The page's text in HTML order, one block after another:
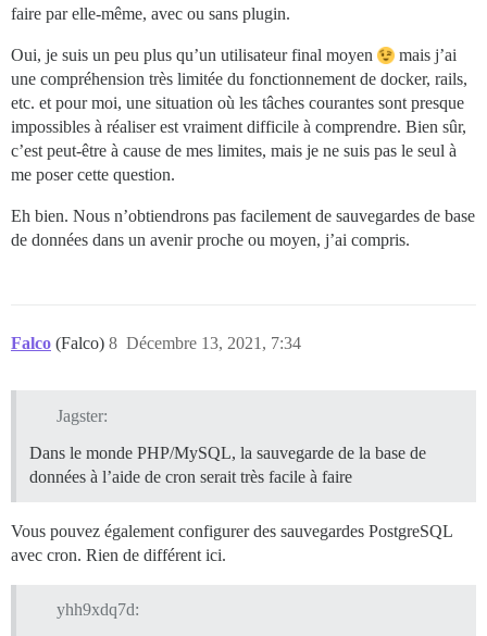
faire par elle-même, avec ou sans plugin.
Oui, je suis un peu plus qu’un utilisateur final moyen
mais j’ai
une compréhension très limitée du fonctionnement de docker, rails,
etc. et pour moi, une situation où les tâches courantes sont presque
impossibles à réaliser est vraiment difficile à comprendre. Bien sûr,
c’est peut-être à cause de mes limites, mais je ne suis pas le seul à
me poser cette question.
Eh bien. Nous n’obtiendrons pas facilement de sauvegardes de base
de données dans un avenir proche ou moyen, j’ai compris.
Falco (Falco) Décembre 13, 2021, 7:34
8
Jagster:
Dans le monde PHP/MySQL, la sauvegarde de la base de
données à l’aide de cron serait très facile à faire
Vous pouvez également configurer des sauvegardes PostgreSQL
avec cron. Rien de différent ici.
yhh9xdq7d: